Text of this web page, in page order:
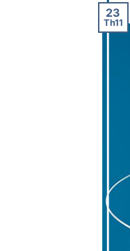
23
Th11